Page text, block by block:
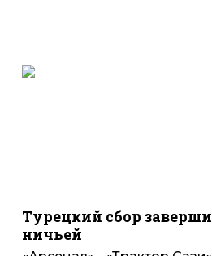
Турецкий сбор
ничьей